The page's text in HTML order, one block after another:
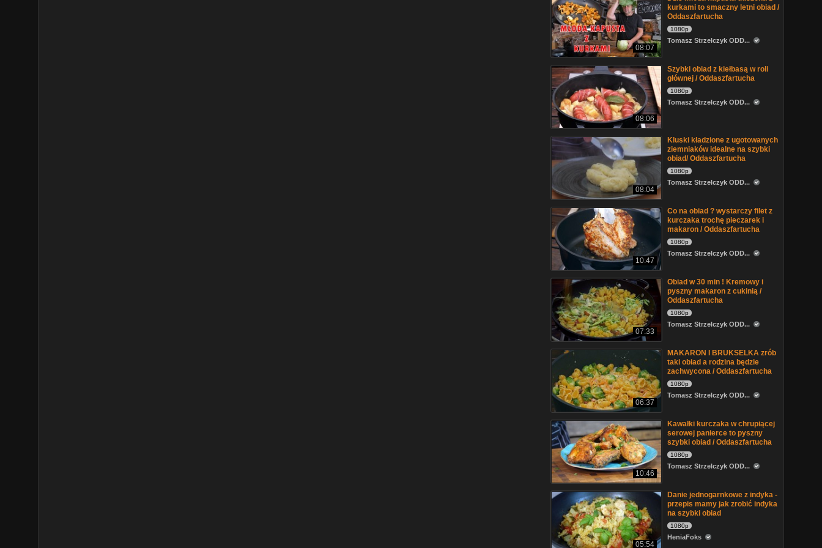
08:07
kurkami to smaczny letni obiad /
Oddaszfartucha
1080p
Tomasz Strzelczyk ODD...
08:06
Szybki obiad z kiełbasą w roli
głównej / Oddaszfartucha
1080p
Tomasz Strzelczyk ODD...
08:04
Kluski kładzione z ugotowanych
ziemniaków idealne na szybki
obiad/ Oddaszfartucha
1080p
Tomasz Strzelczyk ODD...
10:47
Co na obiad ? wystarczy filet z
kurczaka trochę pieczarek i
makaron / Oddaszfartucha
1080p
Tomasz Strzelczyk ODD...
07:33
Obiad w 30 min ! Kremowy i
pyszny makaron z cukinią /
Oddaszfartucha
1080p
Tomasz Strzelczyk ODD...
06:37
MAKARON I BRUKSELKA zrób
taki obiad a rodzina będzie
zachwycona / Oddaszfartucha
1080p
Tomasz Strzelczyk ODD...
10:46
Kawałki kurczaka w chrupiącej
serowej panierce to pyszny
szybki obiad / Oddaszfartucha
1080p
Tomasz Strzelczyk ODD...
05:54
Danie jednogarnkowe z indyka -
przepis mamy jak zrobić indyka
na szybki obiad
1080p
HeniaFoks